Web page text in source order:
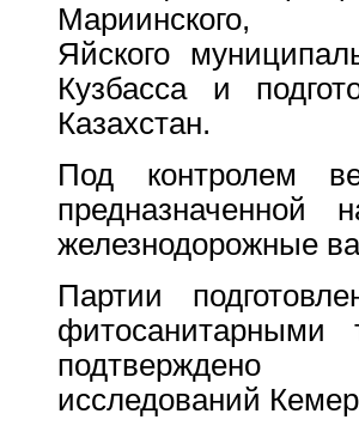
Яйского
Кузбасса и
Казахстан.
Под контролем
железнодорожные
Партии
фитосанитарными
подтверждено
исследований